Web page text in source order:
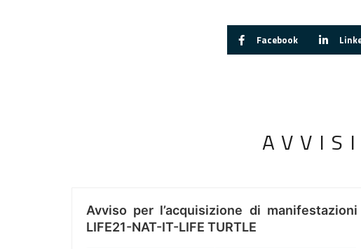
Facebook
Avviso per l’acquisizione di
LIFE21-NAT-IT-LIFE TURTLE